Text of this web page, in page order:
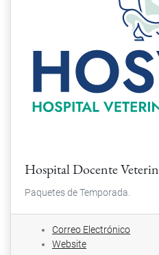
Hospital Docente
Paquetes de Temporada.
Correo Electrónico
Website